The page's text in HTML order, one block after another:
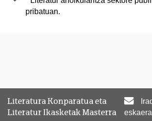
pribatuan.
Literatura Konparatua eta
Literatur Ikasketak Masterra